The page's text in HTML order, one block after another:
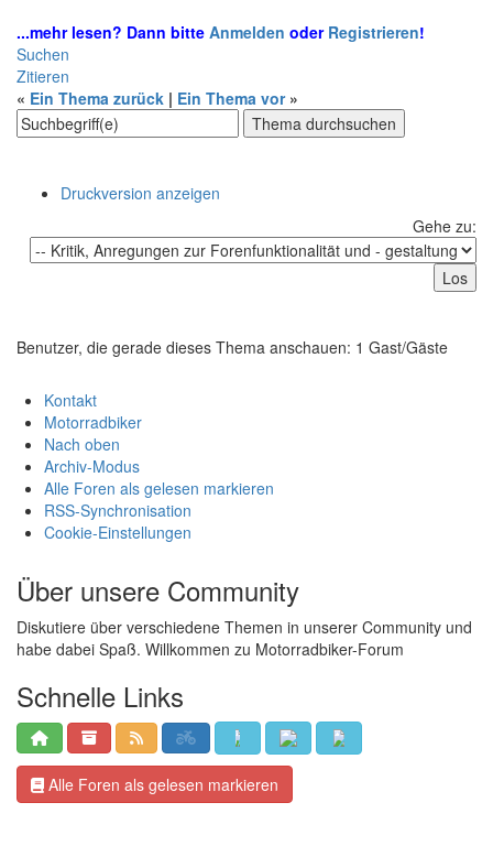
...mehr lesen? Dann bitte Anmelden oder Registrieren!
Suchen
Zitieren
« Ein Thema zurück | Ein Thema vor»
Druckversion anzeigen
Gehe zu:
Benutzer, die gerade dieses Thema anschauen: 1 Gast/Gäste
Kontakt
Motorradbiker
Nach oben
Archiv-Modus
Alle Foren als gelesen markieren
RSS-Synchronisation
Cookie-Einstellungen
Über unsere Community
Diskutiere über verschiedene Themen in unserer Community und
habe dabei Spaß. Willkommen zu Motorradbiker-Forum
Schnelle Links
Alle Foren als gelesen markieren